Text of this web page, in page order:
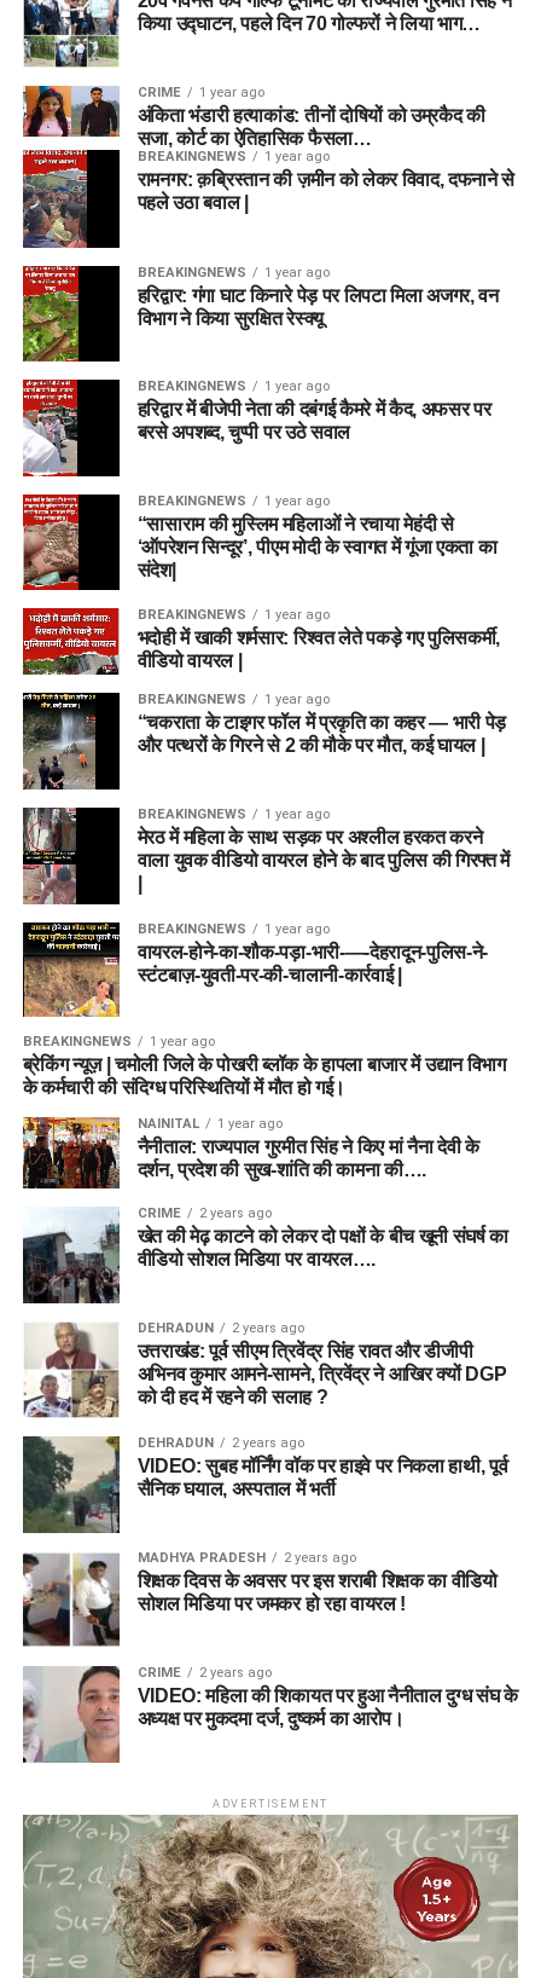
किया उद्घाटन, पहले दिन 70 गोल्फरों ने लिया भाग…
CRIME 1 year ago
अंकिता भंडारी हत्याकांड: तीनों दोषियों को उम्रकैद की
सजा, कोर्ट का ऐतिहासिक फैसला…
BREAKINGNEWS 1 year ago
रामनगर: क़ब्रिस्तान की ज़मीन को लेकर विवाद, दफनाने से
पहले उठा बवाल |
BREAKINGNEWS 1 year ago
हरिद्वार: गंगा घाट किनारे पेड़ पर लिपटा मिला अजगर, वन
विभाग ने किया सुरक्षित रेस्क्यू
BREAKINGNEWS 1 year ago
हरिद्वार में बीजेपी नेता की दबंगई कैमरे में कैद, अफसर पर
बरसे अपशब्द, चुप्पी पर उठे सवाल
BREAKINGNEWS 1 year ago
“सासाराम की मुस्लिम महिलाओं ने रचाया मेहंदी से
‘ऑपरेशन सिन्दूर’, पीएम मोदी के स्वागत में गूंजा एकता का
संदेश|
BREAKINGNEWS 1 year ago
भदोही में खाकी शर्मसार: रिश्वत लेते पकड़े गए पुलिसकर्मी,
वीडियो वायरल |
BREAKINGNEWS 1 year ago
“चकराता के टाइगर फॉल में प्रकृति का कहर — भारी पेड़
और पत्थरों के गिरने से 2 की मौके पर मौत, कई घायल |
BREAKINGNEWS 1 year ago
मेरठ में महिला के साथ सड़क पर अश्लील हरकत करने
वाला युवक वीडियो वायरल होने के बाद पुलिस की गिरफ्त में
BREAKINGNEWS 1 year ago
वायरल-होने-का-शौक-पड़ा-भारी-—-देहरादून-पुलिस-ने-
स्टंटबाज़-युवती-पर-की-चालानी-कार्रवाई |
BREAKINGNEWS 1 year ago
ब्रेकिंग न्यूज़ | चमोली जिले के पोखरी ब्लॉक के हापला बाजार में उद्यान विभाग
के कर्मचारी की संदिग्ध परिस्थितियों में मौत हो गई।
NAINITAL 1 year ago
नैनीताल: राज्यपाल गुरमीत सिंह ने किए मां नैना देवी के
दर्शन, प्रदेश की सुख-शांति की कामना की….
CRIME 2 years ago
खेत की मेढ़ काटने को लेकर दो पक्षों के बीच खूनी संघर्ष का
वीडियो सोशल मिडिया पर वायरल….
DEHRADUN 2 years ago
उत्तराखंड: पूर्व सीएम त्रिवेंद्र सिंह रावत और डीजीपी
अभिनव कुमार आमने-सामने, त्रिवेंद्र ने आखिर क्यों DGP
को दी हद में रहने की सलाह ?
DEHRADUN 2 years ago
VIDEO: सुबह मॉर्निंग वॉक पर हाइवे पर निकला हाथी, पूर्व
सैनिक घयाल, अस्पताल में भर्ती
MADHYA PRADESH 2 years ago
शिक्षक दिवस के अवसर पर इस शराबी शिक्षक का वीडियो
सोशल मिडिया पर जमकर हो रहा वायरल !
CRIME 2 years ago
VIDEO: महिला की शिकायत पर हुआ नैनीताल दुग्ध संघ के
अध्यक्ष पर मुकदमा दर्ज, दुष्कर्म का आरोप।
ADVERTISEMENT